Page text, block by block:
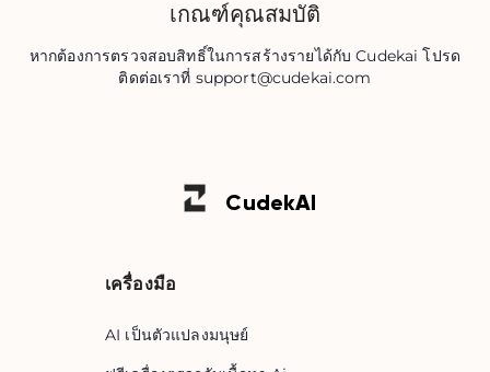
เกณฑ์คุณสมบัติ
หากต้องการตรวจสอบสิทธิ์ในการสร้างรายได้กับ Cudekai โปรด
ติดต่อเราที่ support@cudekai.com
CudekAI
เครื่องมือ
AI เป็นตัวแปลงมนุษย์